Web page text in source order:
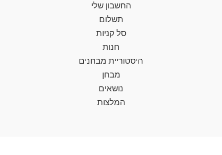
החשבון שלי
תשלום
סל קניות
חנות
היסטוריית מבחנים
מבחן
נושאים
המלצות